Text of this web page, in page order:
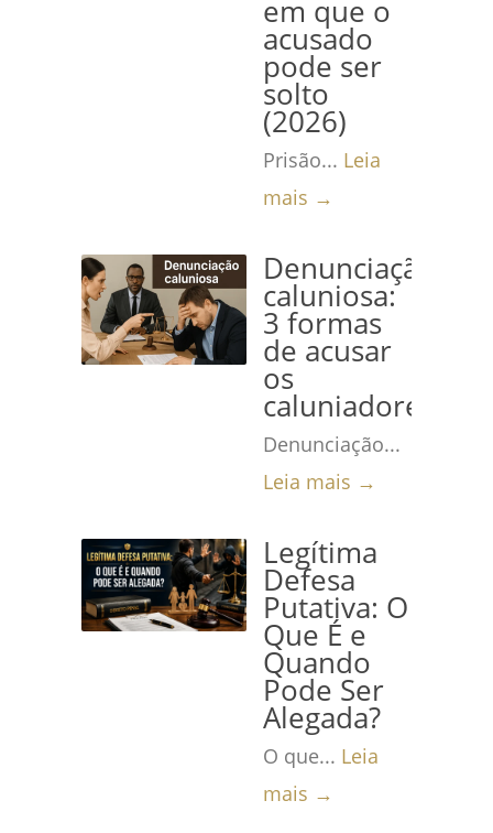
em que o
acusado
pode ser
solto
(2026)
Prisão... Leia
mais →
Denunciação
caluniosa:
3 formas
de acusar
os
caluniadores
Denunciação...
Leia mais →
Legítima
Defesa
Putativa: O
Que É e
Quando
Pode Ser
Alegada?
O que... Leia
mais →